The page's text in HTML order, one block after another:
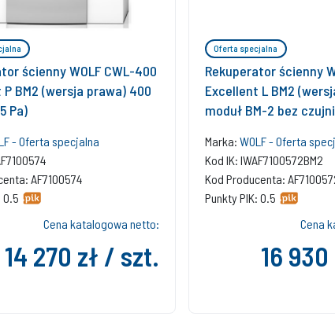
ścienny WOLF CWL-400
BM2 (wersja prawa) 400
Pa)
- Oferta specjalna
AF7100574
0.5
Cena katalogowa netto:
14 270 zł / szt.
Oferta specjalna
Rekuperator ścienny
Excellent L BM2
moduł BM-2 bez
Marka: WOLF - Oferta
Kod IK: IWAF7100572BM2
Kod Producenta:
Punkty PIK: 0.5
Cena
16